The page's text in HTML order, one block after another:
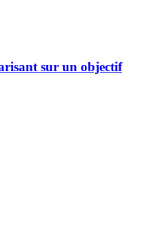
sur un objectif